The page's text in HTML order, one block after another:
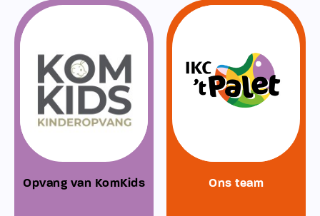
Opvang van KomKids Ons team